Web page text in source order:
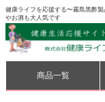
健康ライフを応援する〜霧島黒酢
やお酒も大人気です
商品一覧